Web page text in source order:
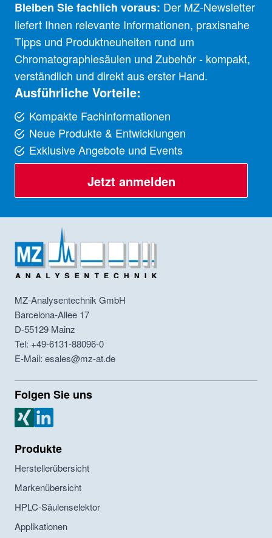
Bleiben Sie fachlich voraus: Der MZ-Newsletter
liefert Ihnen relevante Informationen, praxisnahe
Tipps und Produktneuheiten rund um
Chromatographiesäulen und Zubehör - kompakt,
verständlich und direkt aus erster Hand.
Ausführliche Vorteile:
Kompakte Fachinformationen
Neue Produkte & Entwicklungen
Exklusive Angebote und Events
Jetzt anmelden
MZ-Analysentechnik GmbH
Barcelona-Allee 17
D-55129 Mainz
Tel: +49-6131-88096-0
E-Mail: esales@mz-at.de
Folgen Sie uns
MZ Analysentechnik Xing
MZ Analysentechnik LinkedIn
Produkte
Herstellerübersicht
Markenübersicht
HPLC-Säulenselektor
Applikationen